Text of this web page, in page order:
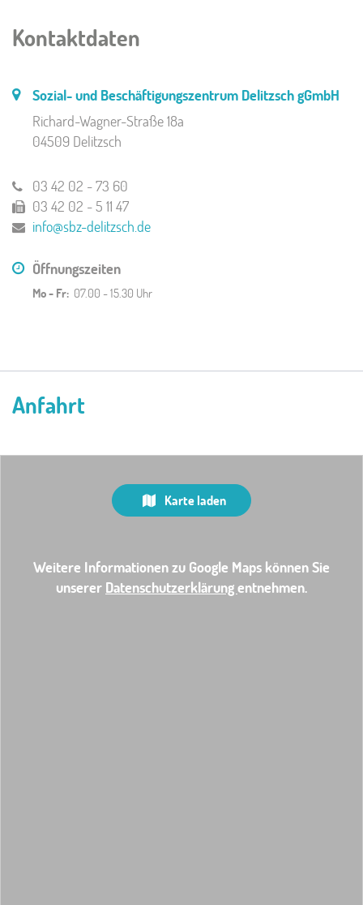
Kontaktdaten
Sozial- und Beschäftigungszentrum Delitzsch gGmbH
Richard-Wagner-Straße 18a
04509 Delitzsch
03 42 02 - 73 60
03 42 02 - 5 11 47
info@sbz-delitzsch.de
Öffnungszeiten
Mo - Fr: 07.00 - 15.30 Uhr
Anfahrt
Karte laden
Weitere Informationen zu Google Maps können Sie
unserer Datenschutzerklärungentnehmen.